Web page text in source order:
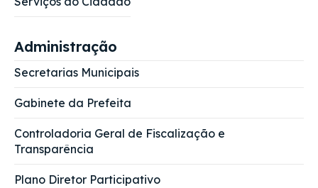
Administração
Secretarias Municipais
Gabinete da Prefeita
Controladoria Geral de Fiscalização e
Transparência
Plano Diretor Participativo